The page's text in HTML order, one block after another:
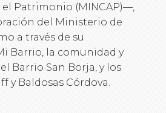
el Patrimonio (MINCAP)—,
del Ministerio de
a través de su
Barrio, la comunidad y
Barrio San Borja, y los
y Baldosas Córdova.